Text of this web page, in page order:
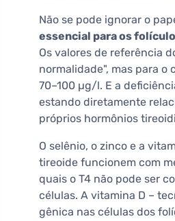
Não se pode ignorar o
essencial para os
Os valores de referência
normalidade", mas para o
70–100 µg/l. E a
estando diretamente
próprios hormônios
O selênio, o zinco e a
tireoide funcionem com
quais o T4 não pode ser
células. A vitamina D –
gênica nas células dos